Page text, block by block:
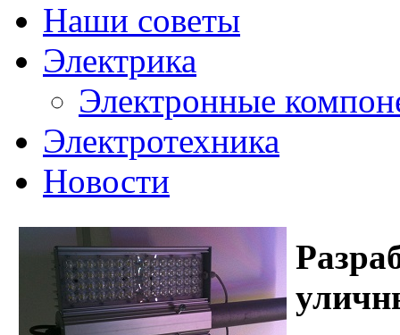
Наши советы
Электрика
Электронные
Электротехника
Новости